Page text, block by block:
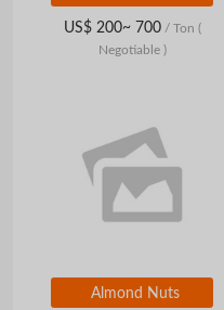
US$ 200~ 700/ Ton (
Negotiable )
Almond Nuts